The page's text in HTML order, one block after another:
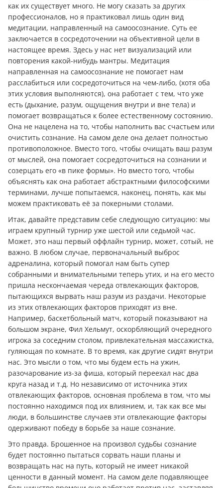
как их существует много. Не могу сказать за других
профессионалов, но я практиковал лишь один вид
медитации, направленный на самоосознание. Суть ее
заключается в сосредоточении на объективной цели в
настоящее время. Здесь у нас нет визуализаций или
повторения какой-нибудь мантры. Медитация
направленная на самоосознание не помогает нам
расслабиться или сосредоточиться на чем-либо, (хотя оба
этих условия выполняются), она работает с тем, что уже
есть (дыхание, разум, ощущения внутри и вне тела) и
помогает возвращаться к более естественному состоянию.
Она не нацелена на то, чтобы наполнить вас счастьем или
очистить сознание. На самом деле она делает полностью
противоположное. Вместо того, чтобы очищать ваш разум
от мыслей, она помогает сосредоточиться на сознании и
созерцать его «в пике формы». Но вместо того, чтобы
объяснять как она работает абстрактными философскими
терминами, лучше попытаемся, наконец, понять, как мы
можем практиковать её за покерными столами.
Итак, давайте представим себе следующую ситуацию: мы
играем крупный турнир уже шестой или седьмой час.
Может, это наш первый оффлайн турнир, может, сотый, не
важно. В любом случае, первоначальный выброс
адреналина, который помогал нам быть супер
собранными и внимательными теперь утих, и на его место
пришла нескончаемая череда отвлекающих факторов,
пытающихся вырвать наш разум из раздачи. Некоторые
из этих отвлекающих факторов приходят из вне.
Например, баскетбольный матч, который показывают на
большом экране, Фил Хельмут, оскорбляющий очередного
игрока за соседним столом, привлекательная массажистка,
гуляющая по комнате. В то время, как другие сидят внутри
нас. Это мысли о том, что мы будем есть на ужин,
разочарование из-за фиша, который переехал нас два
круга назад и т.д. Но независимо от источника этих
отвлекающих факторов, основная проблема в том, что мы
постоянно находимся под их влиянием, и, так как все мы
люди, в большинстве случаев эти отвлекающие факторы
одерживают победу в борьбе за наше сознание.
Это правда. Брошенное на произвол судьбы сознание
будет постоянно пытаться сорвать наши планы и
возвращать нас на путь, который не имеет никакой
ценности в данный момент. На самом деле подавляющее